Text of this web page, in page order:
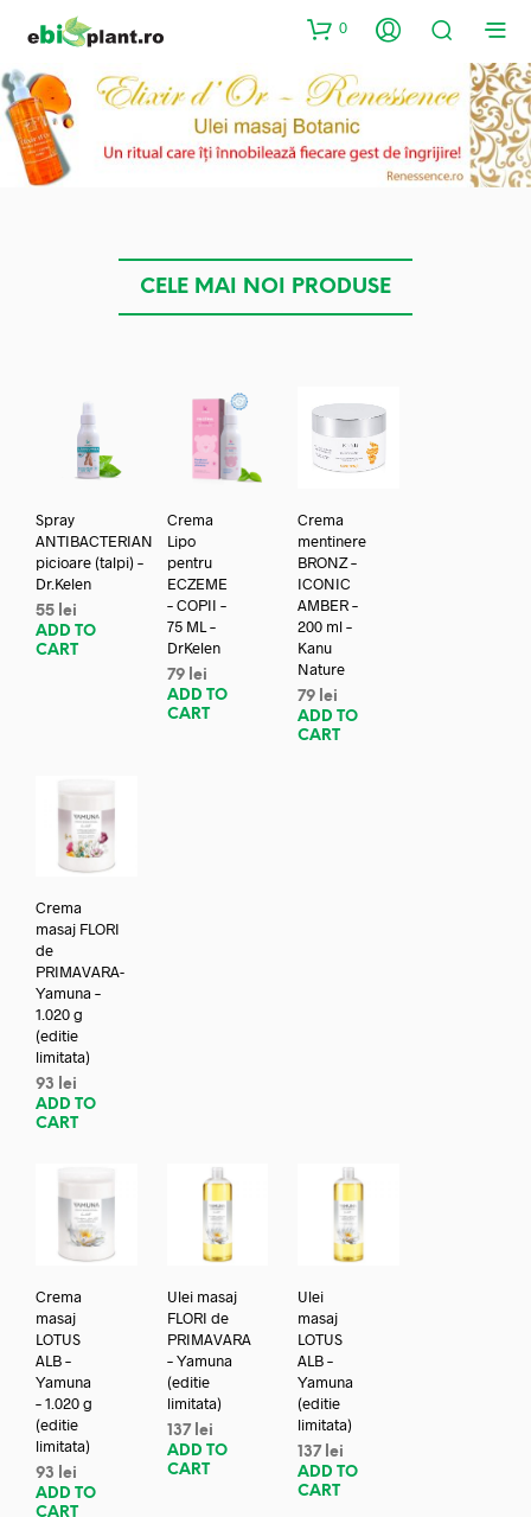
0
CELE MAI NOI PRODUSE
Spray
ANTIBACTERIAN
picioare (talpi) –
Dr.Kelen
55 lei
ADD TO
CART
Crema
Lipo
pentru
ECZEME
– COPII –
75 ML –
DrKelen
79 lei
ADD TO
CART
Crema
mentinere
BRONZ –
ICONIC
AMBER –
200 ml –
Kanu
Nature
79 lei
ADD TO
CART
Crema
masaj FLORI
de
PRIMAVARA-
Yamuna –
1.020 g
(editie
limitata)
93
lei
ADD TO
CART
Crema
masaj
LOTUS
ALB –
Yamuna
– 1.020 g
(editie
limitata)
93
lei
ADD TO
CART
Ulei masaj
FLORI de
PRIMAVARA
– Yamuna
(editie
limitata)
137 lei
ADD TO
CART
Ulei
masaj
LOTUS
ALB –
Yamuna
(editie
limitata)
137 lei
ADD TO
CART